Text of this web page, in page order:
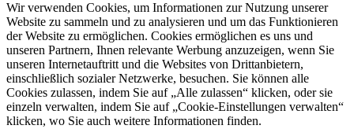
Wir verwenden Cookies, um Informationen zur Nutzung unserer
Website zu sammeln und zu analysieren und um das Funktionieren
der Website zu ermöglichen. Cookies ermöglichen es uns und
unseren Partnern, Ihnen relevante Werbung anzuzeigen, wenn Sie
unseren Internetauftritt und die Websites von Drittanbietern,
einschließlich sozialer Netzwerke, besuchen. Sie können alle
Cookies zulassen, indem Sie auf „Alle zulassen“ klicken, oder sie
einzeln verwalten, indem Sie auf „Cookie-Einstellungen verwalten“
klicken, wo Sie auch weitere Informationen finden.